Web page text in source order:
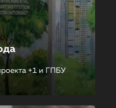
+1 и ГПБУ